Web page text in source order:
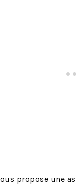
propose une